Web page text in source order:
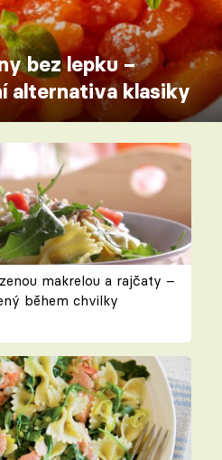
bez lepku –
alternativa klasiky
makrelou a rajčaty –
během chvilky